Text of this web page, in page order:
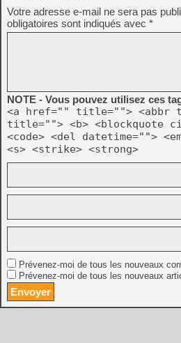
Votre adresse e-mail ne sera pas
obligatoires sont indiqués avec *
NOTE - Vous pouvez utilisez ces
<a href="" title=""> <abbr
title=""> <b> <blockquote
<code> <del datetime="">
<s> <strike> <strong>
Prévenez-moi de tous les nouveaux
Prévenez-moi de tous les nouveaux